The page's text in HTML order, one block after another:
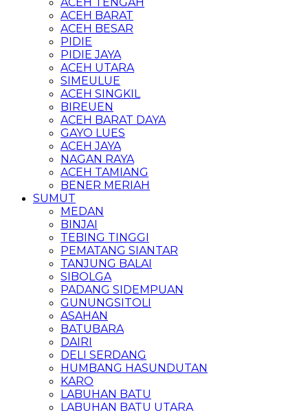
ACEH BARAT
ACEH BESAR
PIDIE
PIDIE JAYA
ACEH UTARA
SIMEULUE
ACEH SINGKIL
BIREUEN
ACEH BARAT DAYA
GAYO LUES
ACEH JAYA
NAGAN RAYA
ACEH TAMIANG
BENER MERIAH
SUMUT
MEDAN
BINJAI
TEBING TINGGI
PEMATANG SIANTAR
TANJUNG BALAI
SIBOLGA
PADANG SIDEMPUAN
GUNUNGSITOLI
ASAHAN
BATUBARA
DAIRI
DELI SERDANG
HUMBANG HASUNDUTAN
KARO
LABUHAN BATU
LABUHAN BATU UTARA